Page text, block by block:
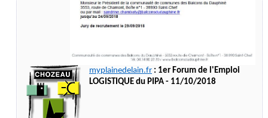
myplainedelain.fr : 1er Forum de l'Emploi
LOGISTIQUE du PIPA - 11/10/2018